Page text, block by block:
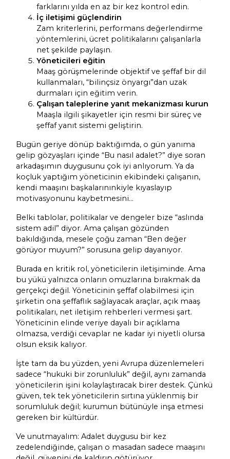
farklarını yılda en az bir kez kontrol edin.
İç iletişimi güçlendirin
Zam kriterlerini, performans değerlendirme
yöntemlerini, ücret politikalarını çalışanlarla
net şekilde paylaşın.
Yöneticileri eğitin
Maaş görüşmelerinde objektif ve şeffaf bir dil
kullanmaları, “bilinçsiz önyargı”dan uzak
durmaları için eğitim verin.
Çalışan taleplerine yanıt mekanizması kurun
Maaşla ilgili şikayetler için resmi bir süreç ve
şeffaf yanıt sistemi geliştirin.
Bugün geriye dönüp baktığımda, o gün yanıma
gelip gözyaşları içinde “Bu nasıl adalet?” diye soran
arkadaşımın duygusunu çok iyi anlıyorum. Ya da
koçluk yaptığım yöneticinin ekibindeki çalışanın,
kendi maaşını başkalarınınkiyle kıyaslayıp
motivasyonunu kaybetmesini…
Belki tablolar, politikalar ve dengeler bize “aslında
sistem adil” diyor. Ama çalışan gözünden
bakıldığında, mesele çoğu zaman “Ben değer
görüyor muyum?” sorusuna gelip dayanıyor.
Burada en kritik rol, yöneticilerin iletişiminde. Ama
bu yükü yalnızca onların omuzlarına bırakmak da
gerçekçi değil. Yöneticinin şeffaf olabilmesi için
şirketin ona şeffaflık sağlayacak araçlar, açık maaş
politikaları, net iletişim rehberleri vermesi şart.
Yöneticinin elinde veriye dayalı bir açıklama
olmazsa, verdiği cevaplar ne kadar iyi niyetli olursa
olsun eksik kalıyor.
İşte tam da bu yüzden, yeni Avrupa düzenlemeleri
sadece “hukuki bir zorunluluk” değil, aynı zamanda
yöneticilerin işini kolaylaştıracak birer destek. Çünkü
güven, tek tek yöneticilerin sırtına yüklenmiş bir
sorumluluk değil; kurumun bütünüyle inşa etmesi
gereken bir kültürdür.
Ve unutmayalım: Adalet duygusu bir kez
zedelendiğinde, çalışan o masadan sadece maaşını